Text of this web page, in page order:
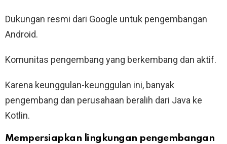
Dukungan resmi dari Google untuk pengembangan
Android.
Komunitas pengembang yang berkembang dan aktif.
Karena keunggulan-keunggulan ini, banyak
pengembang dan perusahaan beralih dari Java ke
Kotlin.
Mempersiapkan lingkungan pengembangan